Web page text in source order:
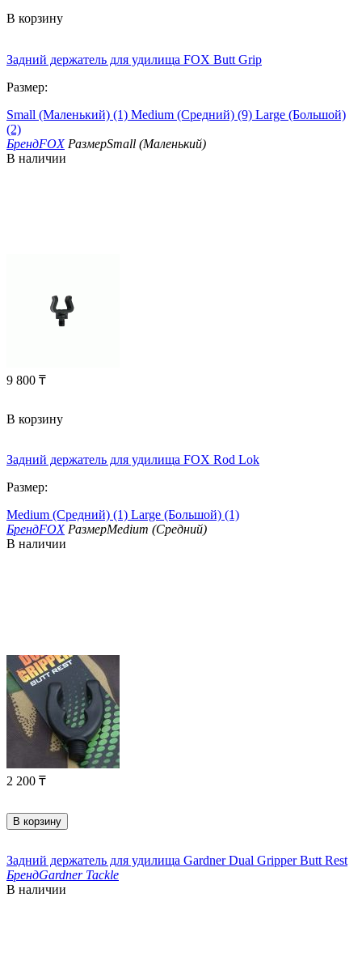
В корзину
Задний держатель для удилища FOX Butt Grip
Размер:
Small (Маленький) (1) Medium (Средний) (9) Large (Большой)
(2)
БрендFOX РазмерSmall (Маленький)
В наличии
9 800 ₸
В корзину
Задний держатель для удилища FOX Rod Lok
Размер:
Medium (Средний) (1) Large (Большой) (1)
БрендFOX РазмерMedium (Средний)
В наличии
2 200 ₸
В корзину
Задний держатель для удилища Gardner Dual Gripper Butt Rest
БрендGardner Tackle
В наличии